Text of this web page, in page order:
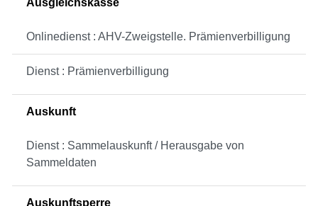
Ausgleichskasse
Onlinedienst : AHV-Zweigstelle. Prämienverbilligung
Dienst : Prämienverbilligung
Auskunft
Dienst : Sammelauskunft / Herausgabe von
Sammeldaten
Auskunftsperre